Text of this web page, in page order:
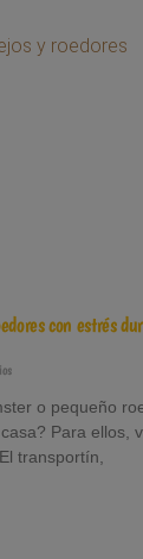
con estrés
o pequeño
Para ellos,
transportín,